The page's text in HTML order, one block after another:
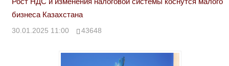
бизнеса Казахстана
30.01.2025 11:00 43648